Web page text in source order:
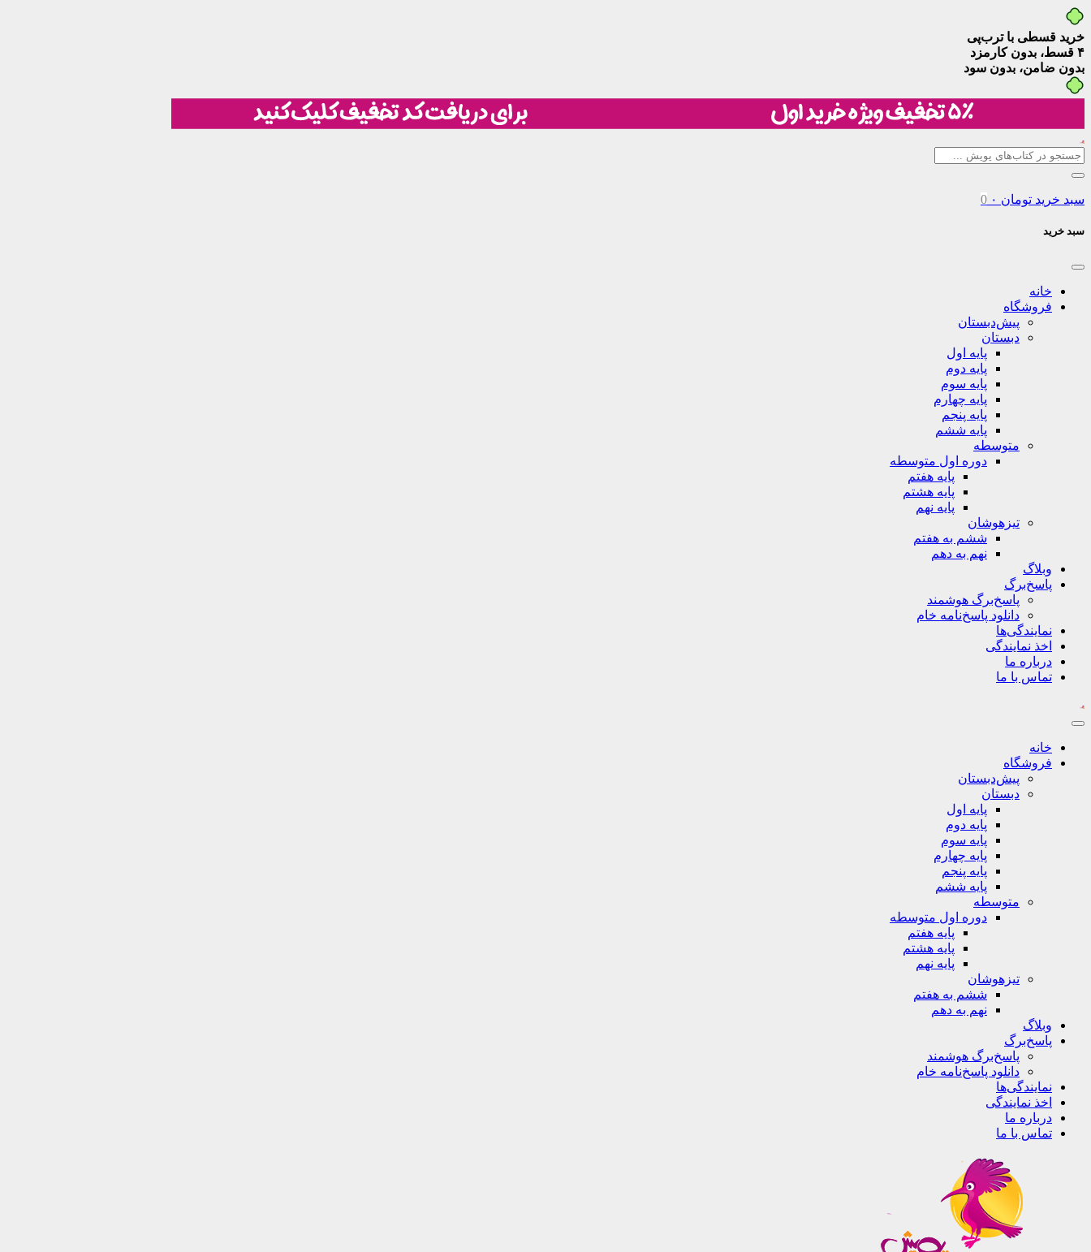
خرید قسطی با ترب‌پی
۴ قسط، بدون کارمزد
بدون ضامن، بدون سود
سبد خرید تومان 0
سبد خرید
خانه
فروشگاه
پیش‌دبستان
دبستان
پایه اول
پایه دوم
پایه سوم
پایه چهارم
پایه پنجم
پایه ششم
متوسطه
دوره اول متوسطه
پایه هفتم
پایه هشتم
پایه نهم
تیزهوشان
ششم به هفتم
نهم به دهم
وبلاگ
پاسخ‌برگ
پاسخ‌برگ‌ هوشمند
دانلود پاسخ‌نامه خام
نمایندگی‌ها
اخذ نمایندگی
درباره ما
تماس با ما
خانه
فروشگاه
پیش‌دبستان
دبستان
پایه اول
پایه دوم
پایه سوم
پایه چهارم
پایه پنجم
پایه ششم
متوسطه
دوره اول متوسطه
پایه هفتم
پایه هشتم
پایه نهم
تیزهوشان
ششم به هفتم
نهم به دهم
وبلاگ
پاسخ‌برگ
پاسخ‌برگ‌ هوشمند
دانلود پاسخ‌نامه خام
نمایندگی‌ها
اخذ نمایندگی
درباره ما
تماس با ما